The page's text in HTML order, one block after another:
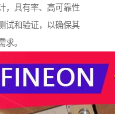
，具有率、高可靠性
试和验证，以确保其
求。